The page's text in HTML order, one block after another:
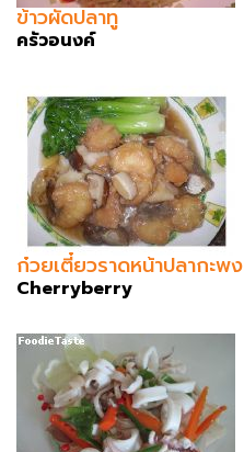
ข้าวผัดปลาทู
ครัวอนงค์
ก๋วยเตี๋ยวราดหน้าปลากะพง
Cherryberry